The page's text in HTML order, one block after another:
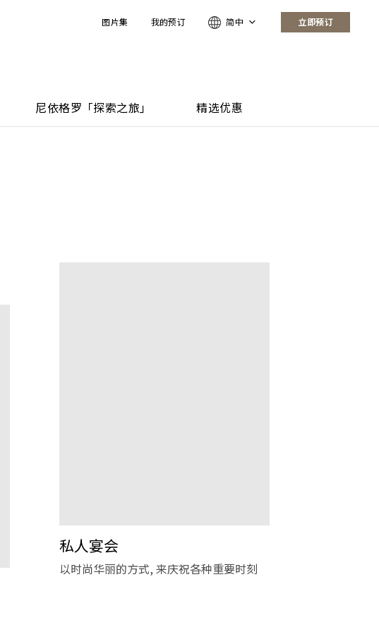
图片集 我的预订 简中 立即预订
尼依格罗「探索之旅」 精选优惠
私人宴会
以时尚华丽的方式, 来庆祝各种重要时刻